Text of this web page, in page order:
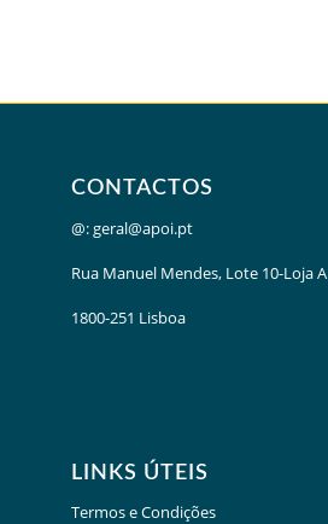
CONTACTOS
@:geral@apoi.pt
Rua Manuel Mendes, Lote 10-Loja A
1800-251 Lisboa
LINKS ÚTEIS
Termos e Condições